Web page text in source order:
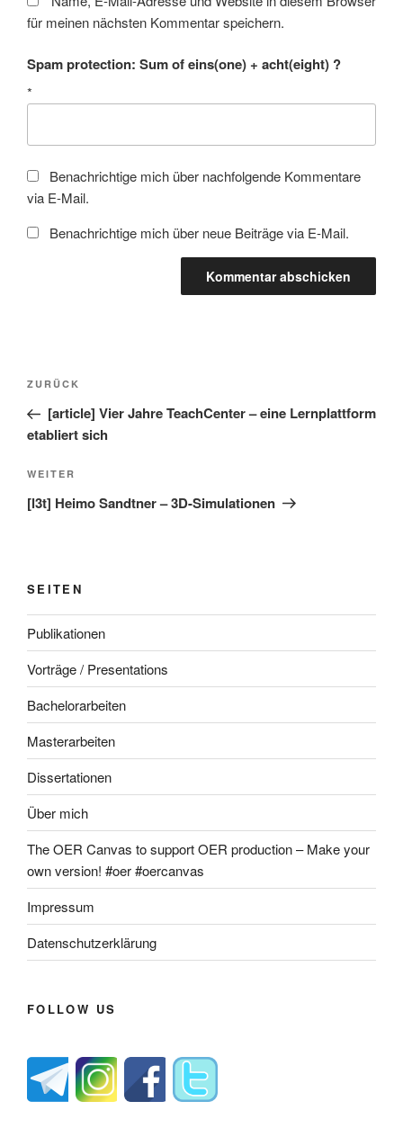
für meinen nächsten Kommentar speichern.
Spam protection: Sum of eins(one) + acht(eight) ?
*
Benachrichtige mich über nachfolgende Kommentare
via E-Mail.
Benachrichtige mich über neue Beiträge via E-Mail.
Beitragsnavigation
Vorheriger
Beitrag
ZURÜCK
[article] Vier Jahre TeachCenter – eine Lernplattform
etabliert sich
Nächster
Beitrag
WEITER
[l3t] Heimo Sandtner – 3D-Simulationen
SEITEN
Publikationen
Vorträge / Presentations
Bachelorarbeiten
Masterarbeiten
Dissertationen
Über mich
The OER Canvas to support OER production – Make your
own version! #oer #oercanvas
Impressum
Datenschutzerklärung
FOLLOW US